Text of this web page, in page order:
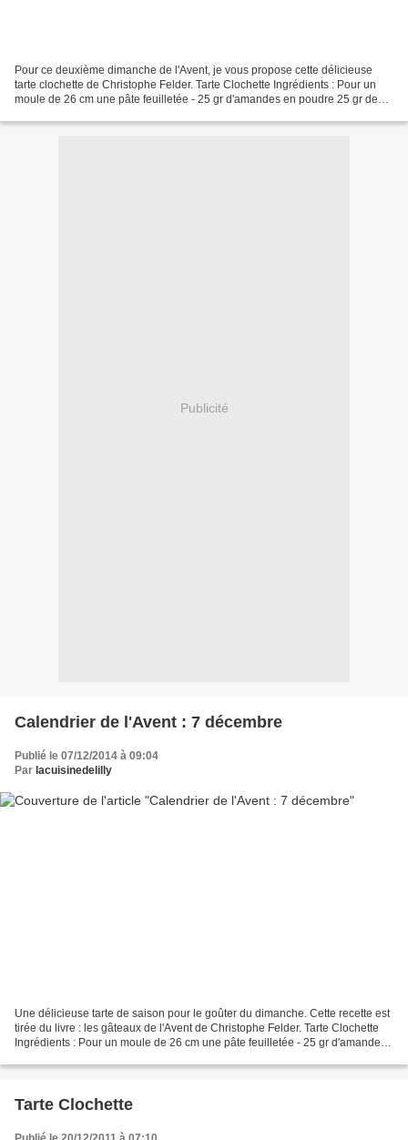
Pour ce deuxième dimanche de l'Avent, je vous propose cette délicieuse
tarte clochette de Christophe Felder. Tarte Clochette Ingrédients : Pour un
moule de 26 cm une pâte feuilletée - 25 gr d'amandes en poudre 25 gr de
Publicité
Calendrier de l'Avent : 7 décembre
Publié le 07/12/2014 à 09:04
Par lacuisinedelilly
Une délicieuse tarte de saison pour le goûter du dimanche. Cette recette est
tirée du livre : les gâteaux de l'Avent de Christophe Felder. Tarte Clochette
Ingrédients : Pour un moule de 26 cm une pâte feuilletée - 25 gr d'amandes
Tarte Clochette